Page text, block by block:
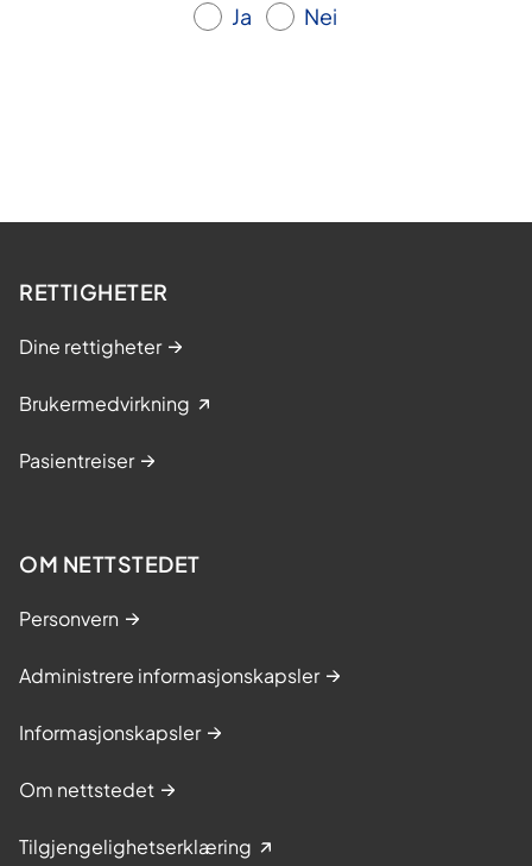
t
Ja Nei
RETTIGHETER
Dine rettigheter
Brukermedvirkning
Pasientreiser
OM NETTSTEDET
Personvern
Administrere informasjonskapsler
Informasjonskapsler
Om nettstedet
Tilgjengelighetserklæring